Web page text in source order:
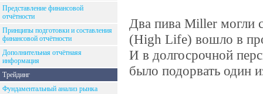
Представление финансовой
отчётности
Принципы подготовки и составления
финансовой отчётности
Дополнительная отчётнаяя
информация
Трейдинг
Фундаментальный анализ рынка
Два пива Miller могли
(High Life) вошло в
И в долгосрочной
было подорвать один